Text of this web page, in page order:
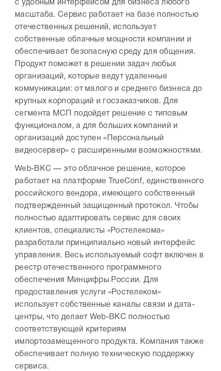
с удобным интерфейсом для бизнеса любого
масштаба. Сервис работает на базе полностью
отечественных решений, использует
собственные облачные мощности компании и
обеспечивает безопасную среду для общения.
Продукт поможет в решении задач любых
организаций, которые ведут удаленные
коммуникации: от малого и среднего бизнеса до
крупных корпораций и госзаказчиков. Для
сегмента МСП подойдет решение с типовым
функционалом, а для больших компаний и
организаций доступен «Персональный
видеосервер» с расширенными возможностями.
Web-ВКС — это облачное решение, которое
работает на платформе TrueConf, единственного
российского вендора, имеющего собственный
подтвержденный защищенный протокол. Чтобы
полностью адаптировать сервис для своих
клиентов, специалисты «Ростелекома»
разработали принципиально новый интерфейс
управления. Весь используемый софт включен в
реестр отечественного программного
обеспечения Минцифры России. Для
предоставления услуги «Ростелеком»
использует собственные каналы связи и дата-
центры, что делает Web-ВКС полностью
соответствующей критериям
импортозамещенного продукта. Компания также
обеспечивает полную техническую поддержку
сервиса.